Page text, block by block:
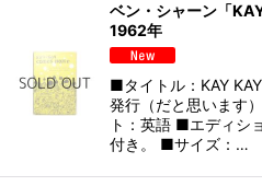
ベン・シャーン「
1962年
■タイトル：KAY
発行（だと思いま
ト：英語 ■エディシ
付き。 ■サイズ：…